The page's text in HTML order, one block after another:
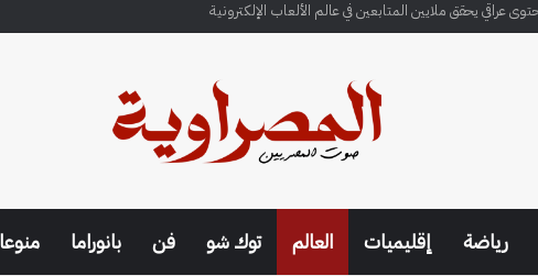
رياضة إقليميات العالم توك شو فن بانوراما